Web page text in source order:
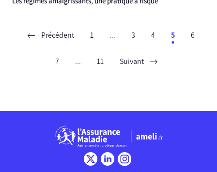
Précédent 1 ... 3 4 5 6
7 ... 11 Suivant